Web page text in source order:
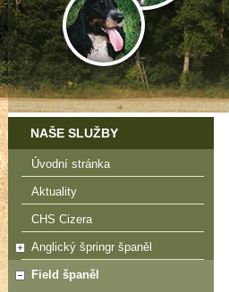
NAŠE SLUŽBY
Úvodní stránka
Aktuality
CHS Cizera
Anglický špringr španěl
Field španěl